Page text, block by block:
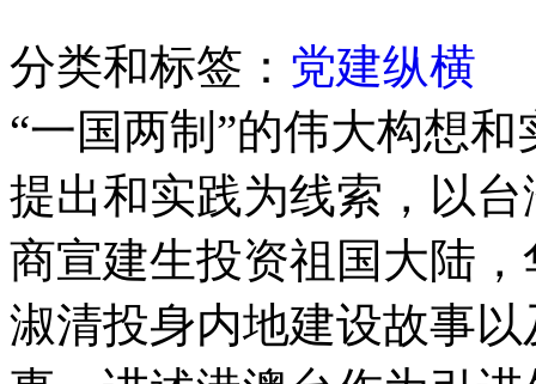
分类和标签： 党建纵横
“一国两制”的伟大构想
提出和实践为线索，以
商宣建生投资祖国大陆
淑清投身内地建设故事